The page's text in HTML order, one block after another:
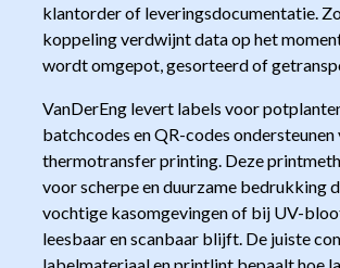
klantorder of leveringsdocumentatie.
koppeling verdwijnt data op het
wordt omgepot, gesorteerd of
VanDerEng levert labels voor
batchcodes en QR-codes ondersteunen
thermotransfer printing. Deze
voor scherpe en duurzame bedrukking
vochtige kasomgevingen of bij UV-
leesbaar en scanbaar blijft. De juiste
labelmateriaal en printlint bepaalt hoe